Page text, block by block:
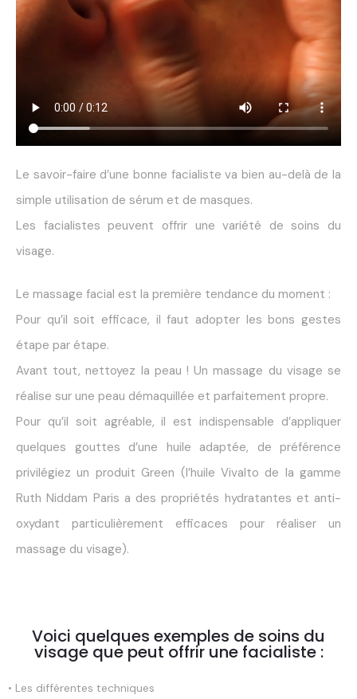
Le savoir-faire d’une bonne facialiste va bien au-delà de la
simple utilisation de sérum et de masques.
Les facialistes peuvent offrir une variété de soins du
visage.
Le massage facial est la première tendance du moment :
Pour qu’il soit efficace, il faut adopter les bons gestes
étape par étape.
Avant tout, nettoyez la peau ! Un massage du visage se
réalise sur une peau démaquillée et parfaitement propre.
Pour qu’il soit agréable, il est indispensable d’appliquer
quelques gouttes d’une huile adaptée, de préférence
privilégiez un produit Green (l’huile Vivalto de la gamme
Ruth Niddam Paris a des propriétés hydratantes et anti-
oxydant particulièrement efficaces pour réaliser un
massage du visage).
Voici quelques exemples de soins du
visage que peut offrir une facialiste :
• Les différentes techniques